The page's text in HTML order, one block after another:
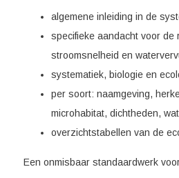
algemene inleiding in de
specifieke aandacht voor de
stroomsnelheid en
systematiek, biologie en
per soort: naamgeving,
microhabitat, dichtheden,
overzichtstabellen van de
Een onmisbaar standaardwerk